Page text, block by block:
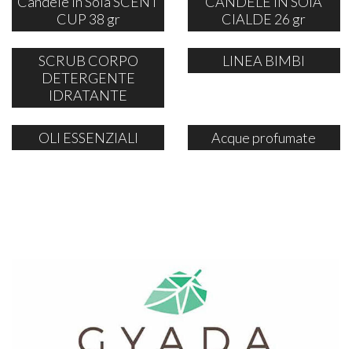
CUP 38 gr
CIALDE 26 gr
SCRUB CORPO
DETERGENTE
IDRATANTE
LINEA BIMBI
OLI ESSENZIALI Acque profumate